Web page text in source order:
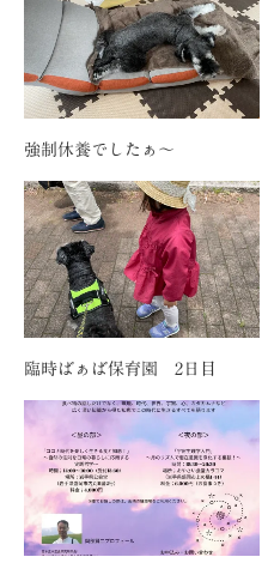
強制休養でしたぁ〜
臨時ばぁば保育園 2日目